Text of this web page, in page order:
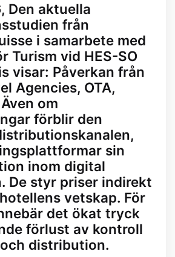
Den aktuella
från
i samarbete med
Turism vid HES-SO
visar: Påverkan från
Agencies, OTA,
om
förblir den
sin
inom digital
De styr priser indirekt
vetskap. För
det ökat tryck
förlust av kontroll
distribution.